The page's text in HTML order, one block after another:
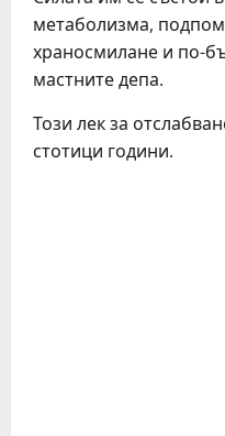
метаболизма,
храносмилане и по-
мастните депа.
Този лек за
стотици години.